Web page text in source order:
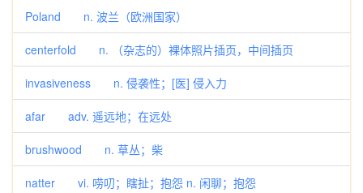
Poland n. 波兰（欧洲国家）
centerfold n. （杂志的）裸体照片插页，中间插页
invasiveness n. 侵袭性；[医] 侵入力
afar adv. 遥远地；在远处
brushwood n. 草丛；柴
natter vi. 唠叨；瞎扯；抱怨 n. 闲聊；抱怨